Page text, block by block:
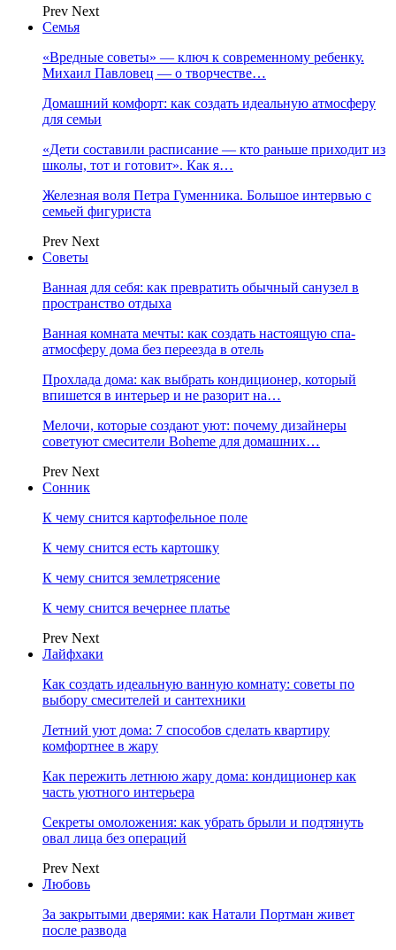
Prev Next
Семья
«Вредные советы» — ключ к современному ребенку.
Михаил Павловец — о творчестве…
Домашний комфорт: как создать идеальную атмосферу
для семьи
«Дети составили расписание — кто раньше приходит из
школы, тот и готовит». Как я…
Железная воля Петра Гуменника. Большое интервью с
семьей фигуриста
Prev Next
Советы
Ванная для себя: как превратить обычный санузел в
пространство отдыха
Ванная комната мечты: как создать настоящую спа-
атмосферу дома без переезда в отель
Прохлада дома: как выбрать кондиционер, который
впишется в интерьер и не разорит на…
Мелочи, которые создают уют: почему дизайнеры
советуют смесители Boheme для домашних…
Prev Next
Сонник
К чему снится картофельное поле
К чему снится есть картошку
К чему снится землетрясение
К чему снится вечернее платье
Prev Next
Лайфхаки
Как создать идеальную ванную комнату: советы по
выбору смесителей и сантехники
Летний уют дома: 7 способов сделать квартиру
комфортнее в жару
Как пережить летнюю жару дома: кондиционер как
часть уютного интерьера
Секреты омоложения: как убрать брыли и подтянуть
овал лица без операций
Prev Next
Любовь
За закрытыми дверями: как Натали Портман живет
после развода